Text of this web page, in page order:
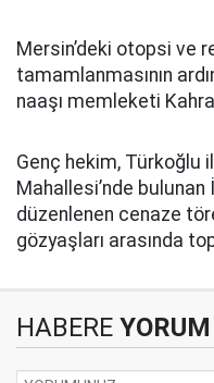
Mersin’deki otopsi ve
tamamlanmasının
naaşı memleketi
Genç hekim, Türkoğlu
Mahallesi’nde bulunan
düzenlenen cenaze
gözyaşları arasında
HABERE